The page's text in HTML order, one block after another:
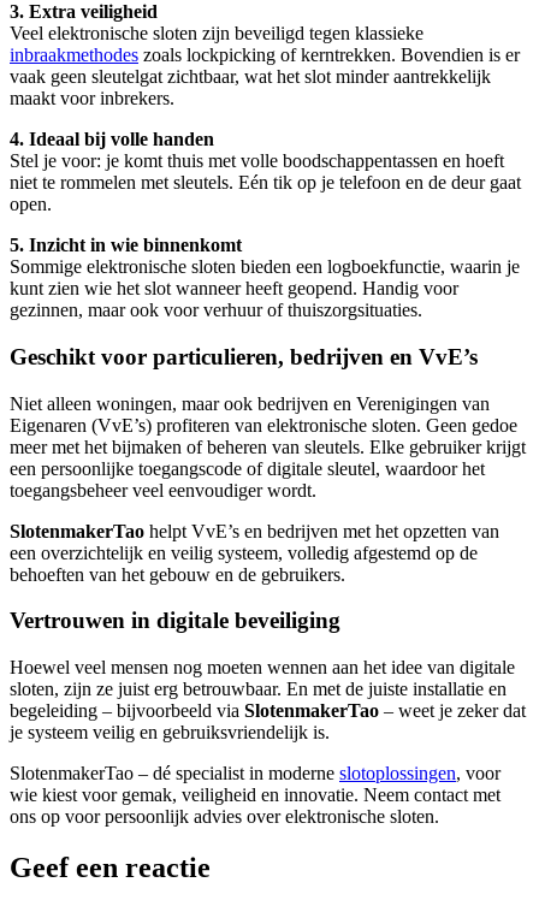
3. Extra veiligheid
Veel elektronische sloten zijn beveiligd tegen klassieke
inbraakmethodes zoals lockpicking of kerntrekken. Bovendien is er
vaak geen sleutelgat zichtbaar, wat het slot minder aantrekkelijk
maakt voor inbrekers.
4. Ideaal bij volle handen
Stel je voor: je komt thuis met volle boodschappentassen en hoeft
niet te rommelen met sleutels. Eén tik op je telefoon en de deur gaat
open.
5. Inzicht in wie binnenkomt
Sommige elektronische sloten bieden een logboekfunctie, waarin je
kunt zien wie het slot wanneer heeft geopend. Handig voor
gezinnen, maar ook voor verhuur of thuiszorgsituaties.
Geschikt voor particulieren, bedrijven en VvE’s
Niet alleen woningen, maar ook bedrijven en Verenigingen van
Eigenaren (VvE’s) profiteren van elektronische sloten. Geen gedoe
meer met het bijmaken of beheren van sleutels. Elke gebruiker krijgt
een persoonlijke toegangscode of digitale sleutel, waardoor het
toegangsbeheer veel eenvoudiger wordt.
SlotenmakerTao helpt VvE’s en bedrijven met het opzetten van
een overzichtelijk en veilig systeem, volledig afgestemd op de
behoeften van het gebouw en de gebruikers.
Vertrouwen in digitale beveiliging
Hoewel veel mensen nog moeten wennen aan het idee van digitale
sloten, zijn ze juist erg betrouwbaar. En met de juiste installatie en
begeleiding – bijvoorbeeld via SlotenmakerTao – weet je zeker dat
je systeem veilig en gebruiksvriendelijk is.
SlotenmakerTao – dé specialist in moderne slotoplossingen, voor
wie kiest voor gemak, veiligheid en innovatie. Neem contact met
ons op voor persoonlijk advies over elektronische sloten.
Geef een reactie